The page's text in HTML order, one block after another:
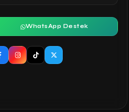
WhatsApp Destek